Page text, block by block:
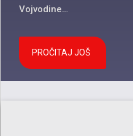
Vojvodine…
PROČITAJ JOŠ